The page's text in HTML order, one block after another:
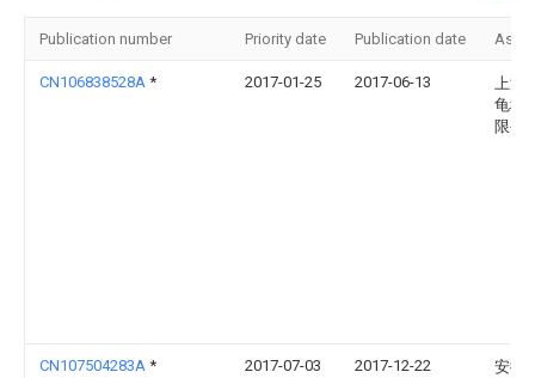
Publication number Priority date Publication date
CN106838528A * 2017-01-25 2017-06-13
上海
龟科
限公
CN107504283A * 2017-07-03 2017-12-22
安徽